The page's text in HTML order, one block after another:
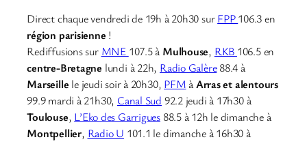
Direct chaque vendredi de 19h à 20h30 surFPP106.3 en
région parisienne !
Rediffusions sur MNE 107.5 à Mulhouse, RKB 106.5 en
centre-Bretagne lundi à 22h, Radio Galère88.4 à
Marseille le jeudi soir à 20h30, PFMàArras et alentours
99.9 mardi à 21h30, Canal Sud 92.2 jeudi à 17h30 à
Toulouse, L’Eko des Garrigues 88.5 à 12h le dimanche à
Montpellier, Radio U 101.1 le dimanche à 16h30 à